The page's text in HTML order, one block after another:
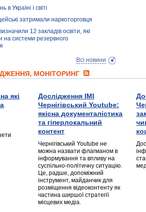
Україні і світі
затримали наркоторговця
12 закладів освіти, які
на системи резервного
Всі новини
МОНІТОРИНГ
які
Дослідження ІМІ
Чернігівський Youtube:
якісна документалістика
та гіперлокальний
контент
Чернігівський Youtube не
можна назвати флагманом в
інформування та впливу на
суспільно-політичну ситуацію.
Це, радше, допоміжний
інструмент, майданчик для
розміщення відеоконтенту як
частина ширшої стратегії
місцевих медіа.